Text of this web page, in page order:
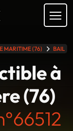
MARITIME (76)
à
(76)